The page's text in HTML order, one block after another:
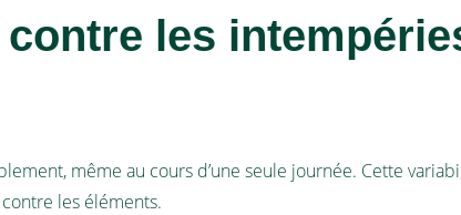
les
même au cours d’une seule journée. Cette
les éléments.